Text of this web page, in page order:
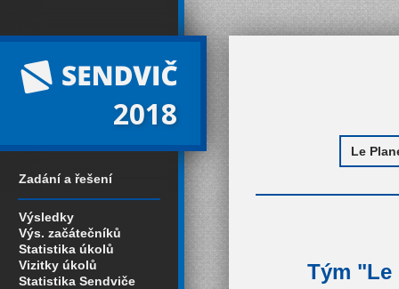
2018
Zadání a řešení
Výsledky
Výs. začátečníků
Statistika úkolů
Vizitky úkolů
Statistika Sendviče
Tým "Le